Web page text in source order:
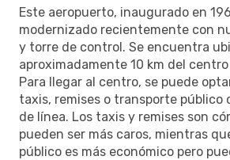
Este aeropuerto, inaugurado en
modernizado recientemente con
y torre de control. Se encuentra
aproximadamente 10 km del
Para llegar al centro, se puede
taxis, remises o transporte público
de línea. Los taxis y remises son
pueden ser más caros, mientras
público es más económico pero